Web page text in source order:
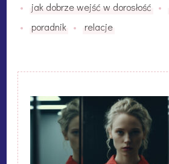
jak dobrze wejść w dorosłość
poradnik
relacje